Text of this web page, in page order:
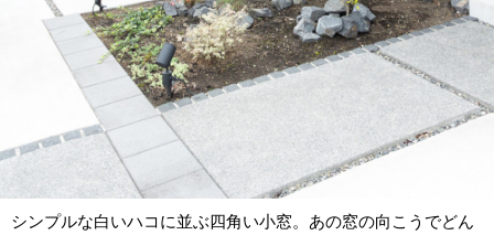
シンプルな白いハコに並ぶ四角い小窓。あの窓の向こうでどん